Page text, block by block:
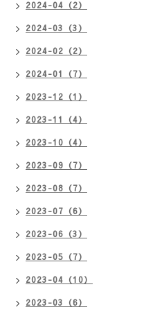
2024-04（2）
2024-03（3）
2024-02（2）
2024-01（7）
2023-12（1）
2023-11（4）
2023-10（4）
2023-09（7）
2023-08（7）
2023-07（6）
2023-06（3）
2023-05（7）
2023-04（10）
2023-03（6）